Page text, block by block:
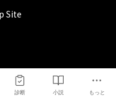
Site
Corporation
診断 小説 もっと